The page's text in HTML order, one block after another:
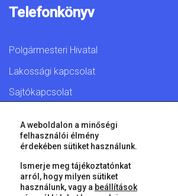
Telefonkönyv
Polgármesteri Hivatal
Lakossági kapcsolat
Sajtókapcsolat
© 2026 Győr Megyei Jogú Város •
A weboldalon a minőségi
felhasználói élmény
érdekében sütiket használunk.
Ismerje meg tájékoztatónkat
arról, hogy milyen sütiket
használunk, vagy a beállítások